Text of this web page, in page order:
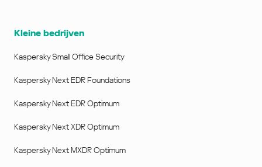
Kleine bedrijven
Kaspersky Small Office Security
Kaspersky Next EDR Foundations
Kaspersky Next EDR Optimum
Kaspersky Next XDR Optimum
Kaspersky Next MXDR Optimum